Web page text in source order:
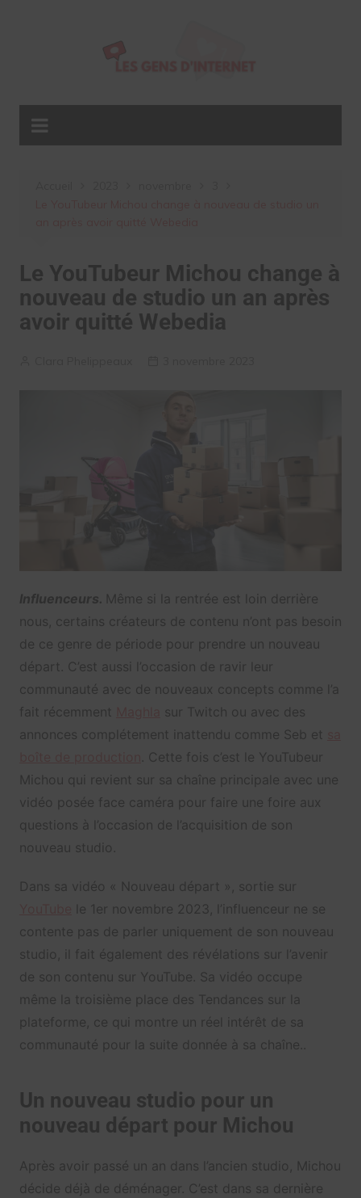
Le YouTubeur Michou change à
nouveau de studio un an après
avoir quitté Webedia
Influenceurs. Même si la rentrée est loin derrière
nous, certains créateurs de contenu n’ont pas besoin
de ce genre de période pour prendre un nouveau
départ. C’est aussi l’occasion de ravir leur
communauté avec de nouveaux concepts comme l’a
fait récemment
sur Twitch ou avec des
annonces complétement inattendu comme Seb et
. Cette fois c’est le YouTubeur
Michou qui revient sur sa chaîne principale avec une
vidéo posée face caméra pour faire une foire aux
questions à l’occasion de l’acquisition de son
nouveau studio.
Dans sa vidéo « Nouveau départ », sortie sur
le 1er novembre 2023, l’influenceur ne se
contente pas de parler uniquement de son nouveau
studio, il fait également des révélations sur l’avenir
de son contenu sur YouTube. Sa vidéo occupe
même la troisième place des Tendances sur la
plateforme, ce qui montre un réel intérêt de sa
communauté pour la suite donnée à sa chaîne..
Un nouveau studio pour un
nouveau départ pour Michou
Après avoir passé un an dans l’ancien studio, Michou
décide déjà de déménager. C’est dans sa dernière